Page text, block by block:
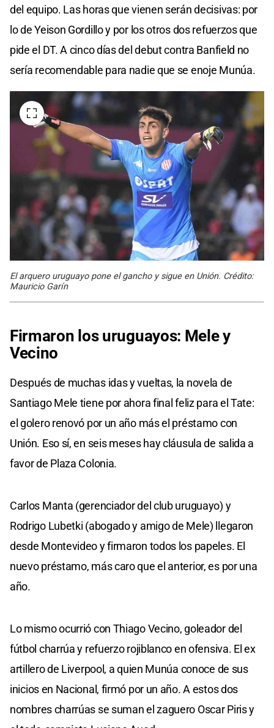
del equipo. Las horas que vienen serán decisivas: por
lo de Yeison Gordillo y por los otros dos refuerzos que
pide el DT. A cinco días del debut contra Banfield no
sería recomendable para nadie que se enoje Munúa.
El arquero uruguayo pone el gancho y sigue en Unión. Crédito:
Mauricio Garín
Firmaron los uruguayos: Mele y
Vecino
Después de muchas idas y vueltas, la novela de
Santiago Mele tiene por ahora final feliz para el Tate:
el golero renovó por un año más el préstamo con
Unión. Eso sí, en seis meses hay cláusula de salida a
favor de Plaza Colonia.
Carlos Manta (gerenciador del club uruguayo) y
Rodrigo Lubetki (abogado y amigo de Mele) llegaron
desde Montevideo y firmaron todos los papeles. El
nuevo préstamo, más caro que el anterior, es por una
año.
Lo mismo ocurrió con Thiago Vecino, goleador del
fútbol charrúa y refuerzo rojiblanco en ofensiva. El ex
artillero de Liverpool, a quien Munúa conoce de sus
inicios en Nacional, firmó por un año. A estos dos
nombres charrúas se suman el zaguero Oscar Piris y